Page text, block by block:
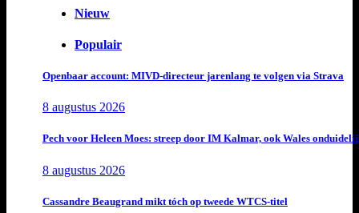
Nieuw
Populair
Openbaar account: MIVD-directeur jarenlang te volgen via Strava
8 augustus 2026
Pech voor Heleen Moes: streep door IM Kalmar, ook Wales
8 augustus 2026
Cassandre Beaugrand mikt tóch op tweede WTCS-titel